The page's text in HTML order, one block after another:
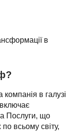
в
в галузі
Послуги, що
всьому світу,